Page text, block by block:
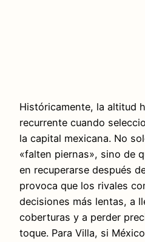
Históricamente, la altitud
recurrente cuando
la capital mexicana. No
«falten piernas», sino de
en recuperarse después
provoca que los rivales
decisiones más lentas, a
coberturas y a perder
toque. Para Villa, si